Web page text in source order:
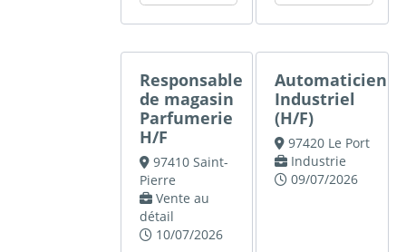
Responsable
de magasin
Parfumerie
H/F
97410 Saint-
Pierre
Vente au
détail
10/07/2026
Automaticien
Industriel
(H/F)
97420 Le Port
Industrie
09/07/2026